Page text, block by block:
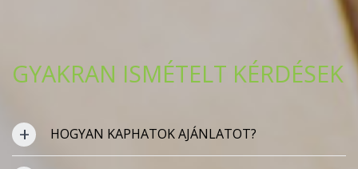
GYAKRAN ISMÉTELT KÉRDÉSEK
HOGYAN KAPHATOK AJÁNLATOT?